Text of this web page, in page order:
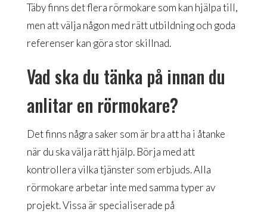
Täby finns det flera rörmokare som kan hjälpa till,
men att välja någon med rätt utbildning och goda
referenser kan göra stor skillnad.
Vad ska du tänka på innan du
anlitar en rörmokare?
Det finns några saker som är bra att ha i åtanke
när du ska välja rätt hjälp. Börja med att
kontrollera vilka tjänster som erbjuds. Alla
rörmokare arbetar inte med samma typer av
projekt. Vissa är specialiserade på